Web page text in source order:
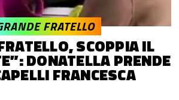
SCOPPIA IL
DONATELLA PRENDE
FRANCESCA
FRATELLO